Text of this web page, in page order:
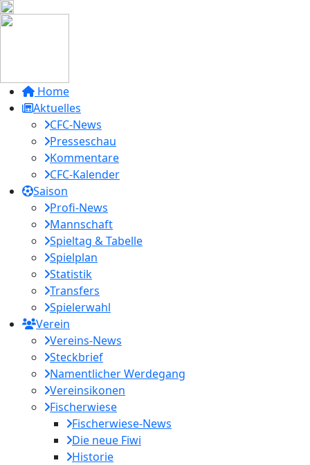
Home
Aktuelles
CFC-News
Presseschau
Kommentare
CFC-Kalender
Saison
Profi-News
Mannschaft
Spieltag & Tabelle
Spielplan
Statistik
Transfers
Spielerwahl
Verein
Vereins-News
Steckbrief
Namentlicher Werdegang
Vereinsikonen
Fischerwiese
Fischerwiese-News
Die neue Fiwi
Historie